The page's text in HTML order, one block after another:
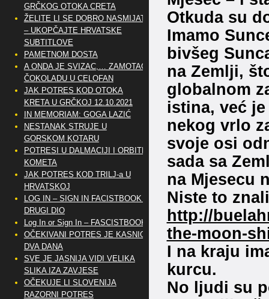
Otkuda su
Imamo
bivšeg
na Zemlji,
globalnom
istina, već
nekog vrlo
svoje osi
sada sa
na Mjesecu
Niste to
http://
the-moon-
I na kraju
kurcu.
No ljudi su
GRČKOG OTOKA CRETA
ŽELITE LI SE DOBRO NASMIJATI
– UKOPČAJTE HRVATSKE
SUBTITLOVE
PAMETNOM DOSTA
A ONDA JE SVIZAC,… ZAMOTAO
ČOKOLADU U CELOFAN
JAK POTRES KOD OTOKA
KRETA U GRČKOJ 12.10.2021
IN MEMORIAM: GOGA LAZIĆ
NESTANAK STRUJE U
GORSKOM KOTARU
POTRESI U DALMACIJI I ORBITE
KOMETA
JAK POTRES KOD TRILJ-a U
HRVATSKOJ
LOG IN – SIGN IN FACISTBOOK –
DRUGI DIO
Log In or Sign In – FASCISTBOOK
OČEKIVANI POTRES JE KASNIO
DVA DANA
SVE JE JASNIJA VIDI VELIKA
SLIKA IZA ZAVJESE
OČEKUJE LI SLOVENIJA
RAZORNI POTRES